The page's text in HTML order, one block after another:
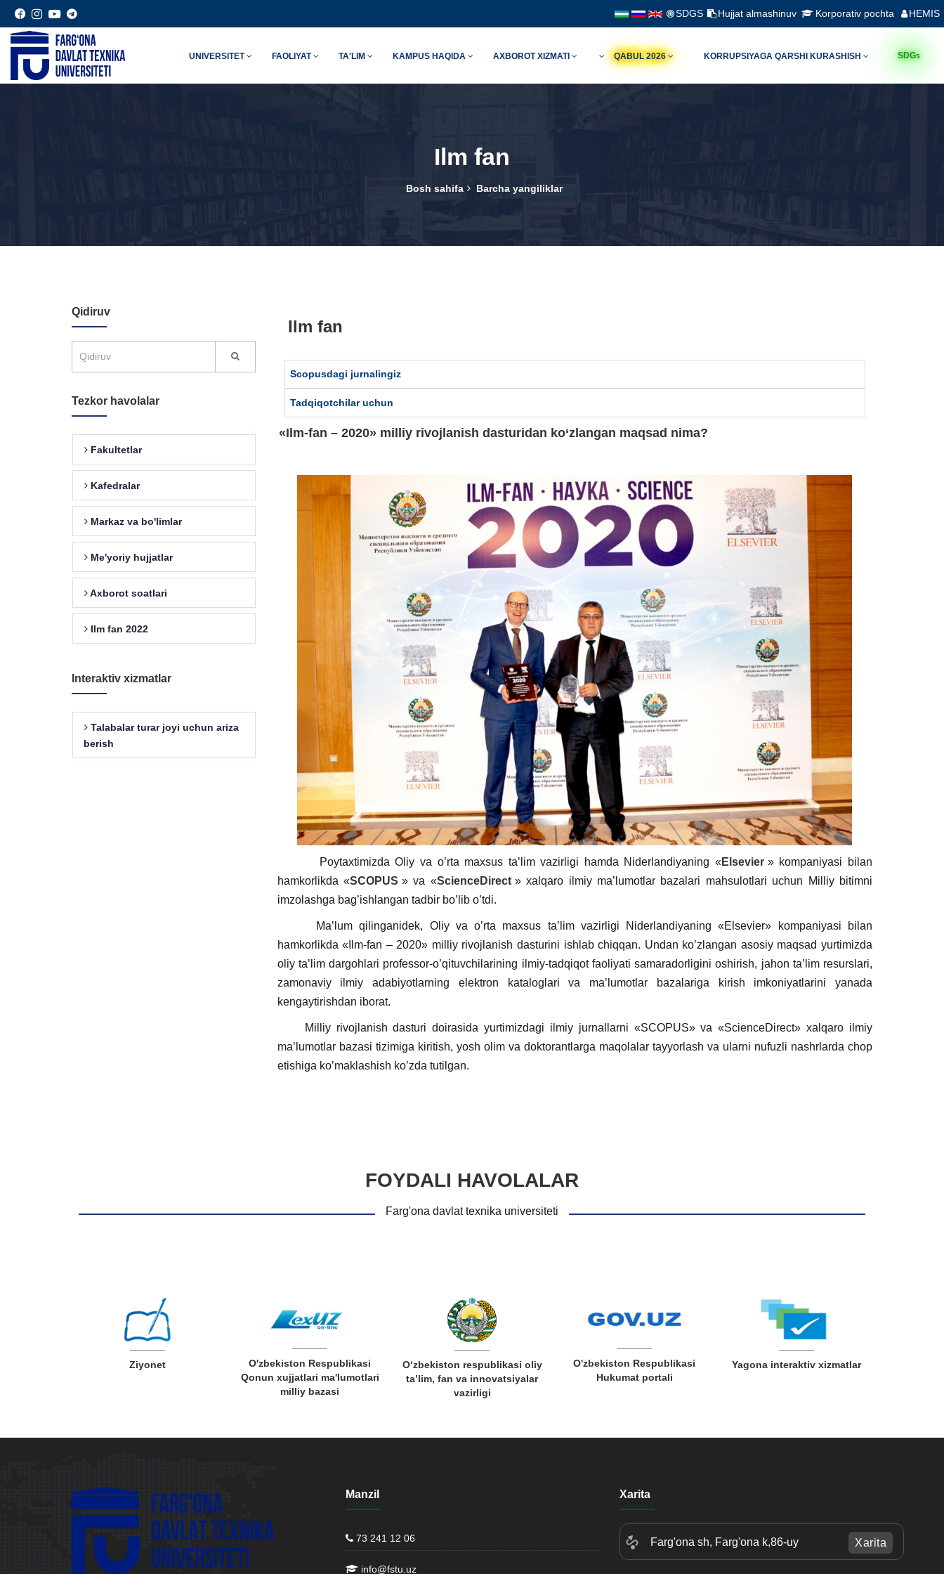
SDGS Hujjat almashinuv Korporativ pochta HEMIS
UNIVERSITET FAOLIYAT TA'LIM KAMPUS HAQIDA AXBOROT XIZMATI QABUL 2026 KORRUPSIYAGA QARSHI KURASHISH SDGs
Ilm fan
Bosh sahifa Barcha yangiliklar
Ilm fan
Scopusdagi jurnalingiz
Tadqiqotchilar uchun
«Ilm-fan – 2020» milliy rivojlanish dasturidan kо‘zlangan maqsad nima?
Poytaxtimizda Oliy va о’rta maxsus ta’lim vazirligi hamda Niderlandiyaning « Elsevier » kompaniyasi bilan
hamkorlikda «SCOPUS » va «ScienceDirect » xalqaro ilmiy ma’lumotlar bazalari mahsulotlari uchun Milliy bitimni
imzolashga bag’ishlangan tadbir bо’lib о’tdi.
Ma’lum qilinganidek, Oliy va о’rta maxsus ta’lim vazirligi Niderlandiyaning «Elsevier» kompaniyasi bilan
hamkorlikda «Ilm-fan – 2020» milliy rivojlanish dasturini ishlab chiqqan. Undan kо’zlangan asosiy maqsad yurtimizda
oliy ta’lim dargohlari professor-о’qituvchilarining ilmiy-tadqiqot faoliyati samaradorligini oshirish, jahon ta’lim resurslari,
zamonaviy ilmiy adabiyotlarning elektron kataloglari va ma’lumotlar bazalariga kirish imkoniyatlarini yanada
kengaytirishdan iborat.
Milliy rivojlanish dasturi doirasida yurtimizdagi ilmiy jurnallarni «SCOPUS» va «ScienceDirect» xalqaro ilmiy
ma’lumotlar bazasi tizimiga kiritish, yosh olim va doktorantlarga maqolalar tayyorlash va ularni nufuzli nashrlarda chop
etishiga kо’maklashish kо’zda tutilgan.
Qidiruv
Tezkor havolalar
Fakultetlar
Kafedralar
Markaz va bo'limlar
Me'yoriy hujjatlar
Axborot soatlari
Ilm fan 2022
Interaktiv xizmatlar
Talabalar turar joyi uchun ariza
berish
FOYDALI HAVOLALAR
Farg'ona davlat texnika universiteti
Ziyonet
O'zbekiston Respublikasi
Qonun xujjatlari ma'lumotlari
milliy bazasi
O‘zbekiston respublikasi oliy
ta’lim, fan va innovatsiyalar
vazirligi
O'zbekiston Respublikasi
Hukumat portali
Yagona interaktiv xizmatlar
Manzil
73 241 12 06
info@fstu.uz
Xarita
Farg'ona sh, Farg'ona k,86-uy Xarita